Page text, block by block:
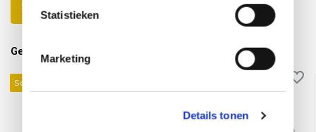
Statistieken
Marketing
Details tonen
Schrijf je eigen review
Gerelateerde producten
Sale 14%